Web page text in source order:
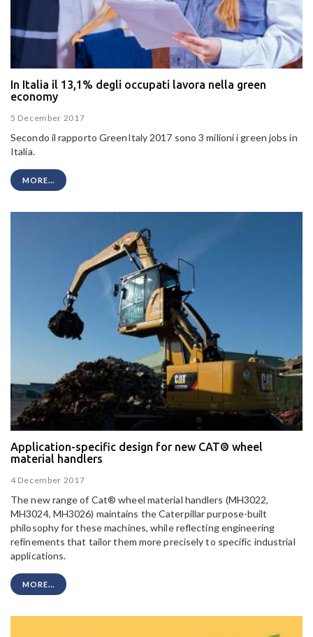
In Italia il 13,1% degli occupati lavora nella green
economy
5 December 2017
Secondo il rapporto GreenItaly 2017 sono 3 milioni i green jobs in
Italia.
MORE...
Application-specific design for new CAT® wheel
material handlers
4 December 2017
The new range of Cat® wheel material handlers (MH3022,
MH3024, MH3026) maintains the Caterpillar purpose-built
philosophy for these machines, while reflecting engineering
refinements that tailor them more precisely to specific industrial
applications.
MORE...